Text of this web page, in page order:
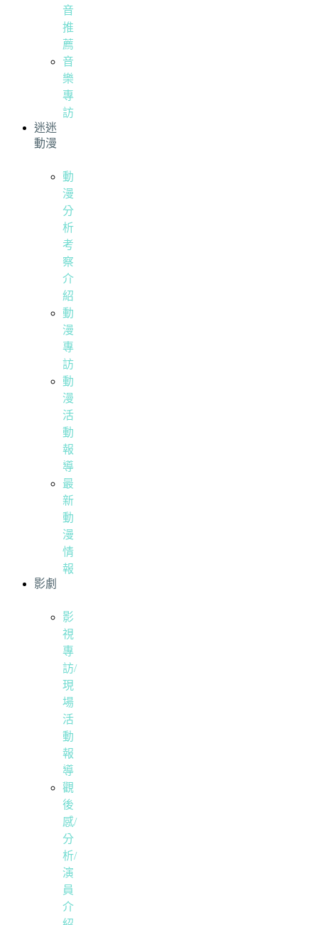
音
推
薦
音
樂
專
訪
迷迷
動漫
動
漫
分
析
考
察
介
紹
動
漫
專
訪
動
漫
活
動
報
導
最
新
動
漫
情
報
影劇
影
視
專
訪/
現
場
活
動
報
導
觀
後
感/
分
析/
演
員
介